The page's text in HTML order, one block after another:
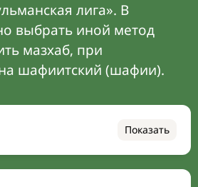
лига». В
выбрать иной метод
мазхаб, при
шафиитский (шафии).
Показать
сегодня